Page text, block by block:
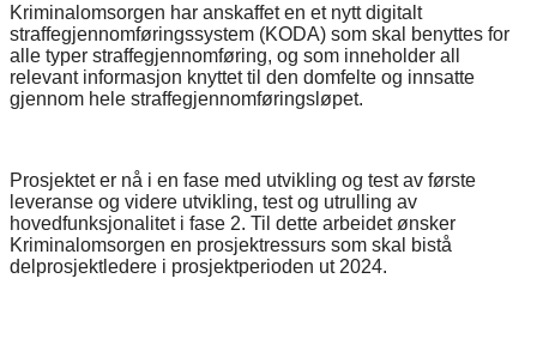
Kriminalomsorgen har anskaffet en et nytt digitalt
straffegjennomføringssystem (KODA) som skal benyttes for
alle typer straffegjennomføring, og som inneholder all
relevant informasjon knyttet til den domfelte og innsatte
gjennom hele straffegjennomføringsløpet.
Prosjektet er nå i en fase med utvikling og test av første
leveranse og videre utvikling, test og utrulling av
hovedfunksjonalitet i fase 2. Til dette arbeidet ønsker
Kriminalomsorgen en prosjektressurs som skal bistå
delprosjektledere i prosjektperioden ut 2024.